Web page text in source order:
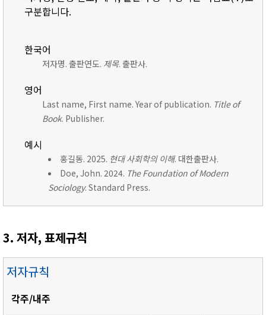
구분합니다.
한국어
저자명. 출판연도. 제목. 출판사.
영어
Last name, First name. Year of publication. Title of
Book. Publisher.
예시
홍길동. 2025. 현대 사회학의 이해. 대한출판사.
Doe, John. 2024. The Foundation of Modern
Sociology. Standard Press.
3. 저자, 표제규칙
저자규칙
각주/내주